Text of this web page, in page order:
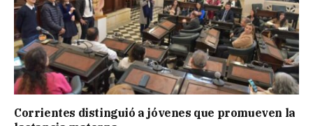
Corrientes distinguió a jóvenes que promueven la